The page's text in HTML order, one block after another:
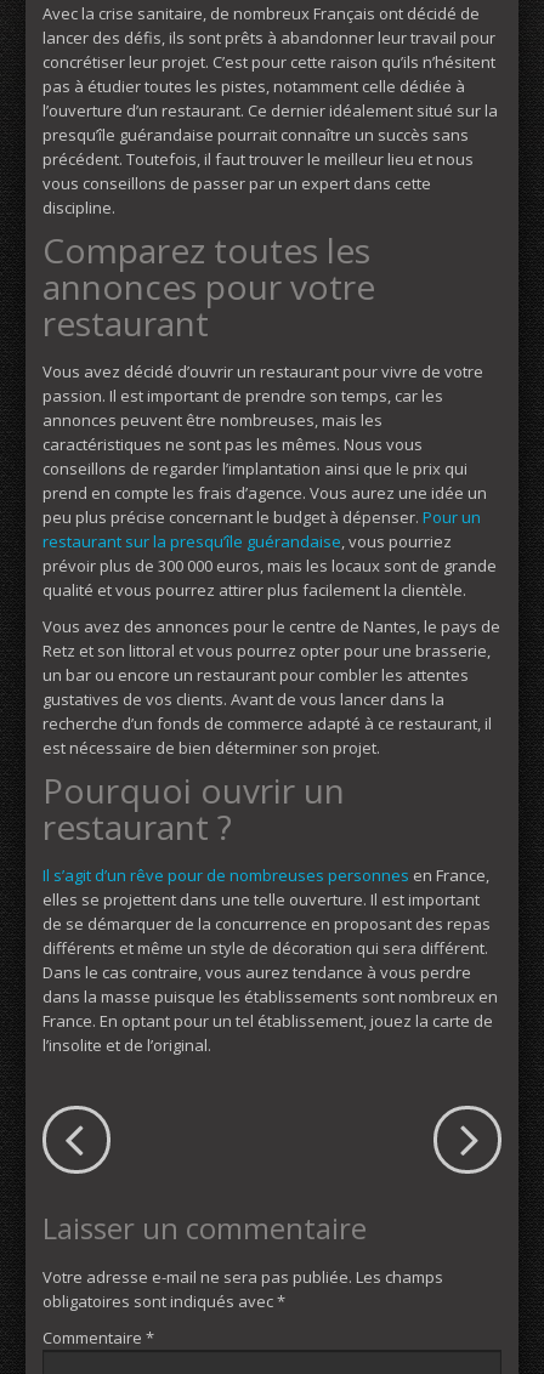
Avec la crise sanitaire, de nombreux Français ont décidé de
lancer des défis, ils sont prêts à abandonner leur travail pour
concrétiser leur projet. C’est pour cette raison qu’ils n’hésitent
pas à étudier toutes les pistes, notamment celle dédiée à
l’ouverture d’un restaurant. Ce dernier idéalement situé sur la
presqu’île guérandaise pourrait connaître un succès sans
précédent. Toutefois, il faut trouver le meilleur lieu et nous
vous conseillons de passer par un expert dans cette
discipline.
Comparez toutes les
annonces pour votre
restaurant
Vous avez décidé d’ouvrir un restaurant pour vivre de votre
passion. Il est important de prendre son temps, car les
annonces peuvent être nombreuses, mais les
caractéristiques ne sont pas les mêmes. Nous vous
conseillons de regarder l’implantation ainsi que le prix qui
prend en compte les frais d’agence. Vous aurez une idée un
peu plus précise concernant le budget à dépenser. Pour un
restaurant sur la presqu’île guérandaise, vous pourriez
prévoir plus de 300 000 euros, mais les locaux sont de grande
qualité et vous pourrez attirer plus facilement la clientèle.
Vous avez des annonces pour le centre de Nantes, le pays de
Retz et son littoral et vous pourrez opter pour une brasserie,
un bar ou encore un restaurant pour combler les attentes
gustatives de vos clients. Avant de vous lancer dans la
recherche d’un fonds de commerce adapté à ce restaurant, il
est nécessaire de bien déterminer son projet.
Pourquoi ouvrir un
restaurant ?
Il s’agit d’un rêve pour de nombreuses personnes en France,
elles se projettent dans une telle ouverture. Il est important
de se démarquer de la concurrence en proposant des repas
différents et même un style de décoration qui sera différent.
Dans le cas contraire, vous aurez tendance à vous perdre
dans la masse puisque les établissements sont nombreux en
France. En optant pour un tel établissement, jouez la carte de
l’insolite et de l’original.
Laisser un commentaire
Votre adresse e-mail ne sera pas publiée. Les champs
obligatoires sont indiqués avec*
Commentaire *